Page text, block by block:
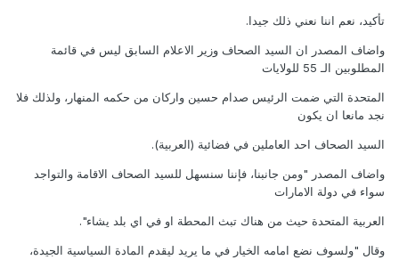
تأكيد، نعم اننا نعني ذلك جيدا.
واضاف المصدر ان السيد الصحاف وزير الاعلام السابق ليس في قائمة
المطلوبين الـ 55 للولايات
المتحدة التي ضمت الرئيس صدام حسين واركان من حكمه المنهار، ولذلك فلا
نجد مانعا ان يكون
السيد الصحاف احد العاملين في فضائية (العربية).
واضاف المصدر "ومن جانبنا، فإننا سنسهل للسيد الصحاف الاقامة والتواجد
سواء في دولة الامارات
العربية المتحدة حيث من هناك تبث المحطة او في اي بلد يشاء".
وقال "ولسوف نضع امامه الخيار في ما يريد ليقدم المادة السياسية الجيدة،